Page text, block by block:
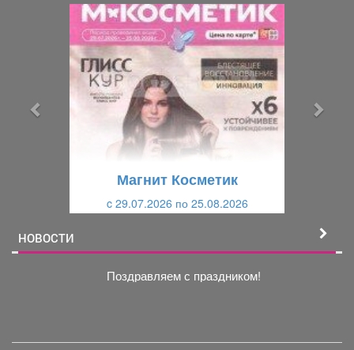
Магнит Косметик
c 29.07.2026 по 25.08.2026
НОВОСТИ
Поздравляем с праздником!